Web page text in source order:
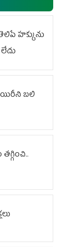
హక్కును
బలి